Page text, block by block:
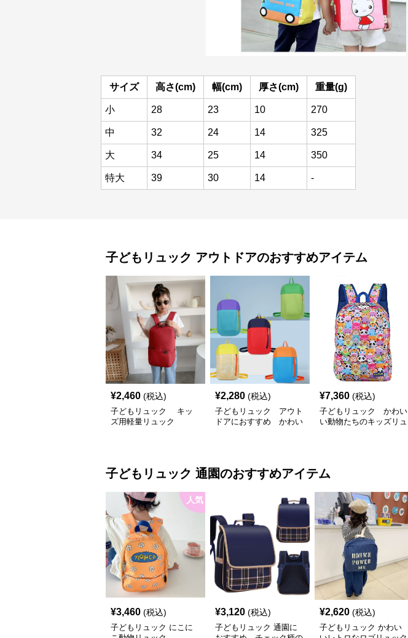
サイズ 高さ(cm) 幅(cm) 厚さ(cm) 重量(g)
小 28 23 10 270
中 32 24 14 325
大 34 25 14 350
特大 39 30 14 -
子どもリュック アウトドアのおすすめアイテム
¥2,460 (税込)
子どもリュック キッ
ズ用軽量リュック
¥2,280 (税込)
子どもリュック アウト
ドアにおすすめ かわい
¥7,360 (税込)
子どもリュック かわい
い動物たちのキッズリュ
子どもリュック 通園のおすすめアイテム
人気
¥3,460 (税込)
子どもリュック にこに
¥3,120 (税込)
子どもリュック 通園に
¥2,620 (税込)
子どもリュック かわい